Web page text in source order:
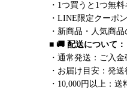
・1つ買うと1つ無
・LINE限定クーポ
・新商品・人気商
■ 🚚 配送について：
・通常発送：ご入
・お届け目安：発送
・10,000円以上：